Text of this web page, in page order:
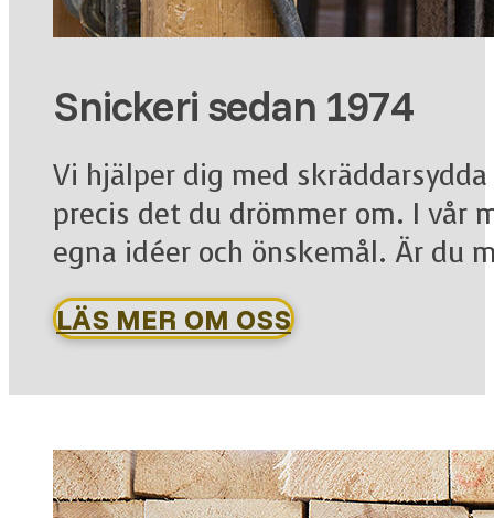
Snickeri sedan 1974
Vi hjälper dig med
precis det du drömmer om. I vår
egna idéer och önskemål. Är du
LÄS MER OM OSS